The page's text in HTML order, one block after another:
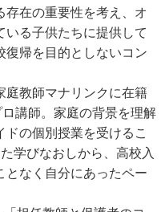
存在の重要性を考え、オ
いる子供たちに提供して
復帰を目的としないコン
教師マナリンクに在籍
講師。家庭の背景を理解
ドの個別授業を受けるこ
学びなおしから、高校入
となく自分にあったペー